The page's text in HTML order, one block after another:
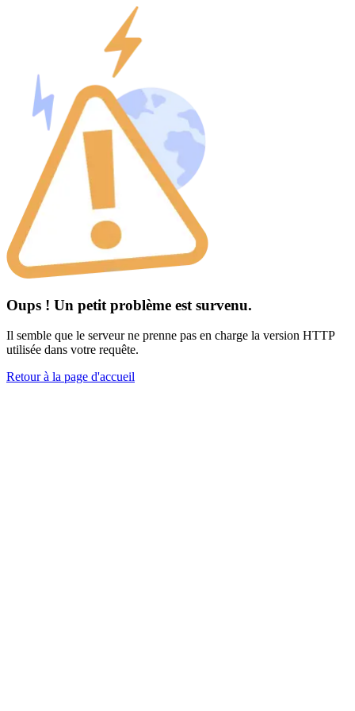
Oups ! Un petit problème est survenu.
Il semble que le serveur ne prenne pas en charge la version HTTP
utilisée dans votre requête.
Retour à la page d'accueil